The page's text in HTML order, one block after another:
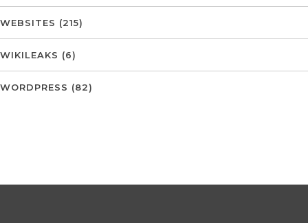
WEBSITES (215)
WIKILEAKS (6)
WORDPRESS (82)